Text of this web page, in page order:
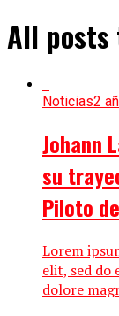
All
Noticias2
Johann
su
Piloto
Lorem
elit, sed do
dolore